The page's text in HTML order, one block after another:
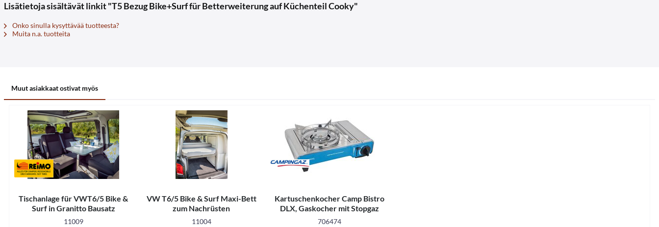
Lisätietoja sisältävät linkit "T5 Bezug Bike+Surf für Betterweiterung auf Küchenteil Cooky"
Onko sinulla kysyttävää tuotteesta?
Muita n.a. tuotteita
Muut asiakkaat ostivat myös
Tischanlage für VWT6/5 Bike &
Surf in Granitto Bausatz
11009
VW T6/5 Bike & Surf Maxi-Bett
zum Nachrüsten
11004
Kartuschenkocher Camp Bistro
DLX, Gaskocher mit Stopgaz
706474